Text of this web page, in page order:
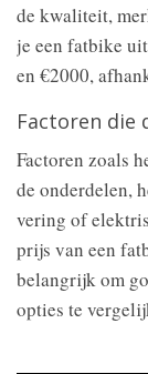
de kwaliteit,
je een fatbike
en €2000,
Factoren die
Factoren zoals
de onderdelen,
vering of
prijs van een
belangrijk om
opties te